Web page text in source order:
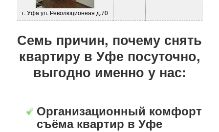
г. Уфа ул. Революционная д.70
Семь причин, почему снять
квартиру в Уфе посуточно,
выгодно именно у нас:
Организационный комфорт
съёма квартир в Уфе